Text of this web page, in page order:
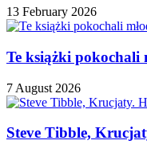
13 February 2026
Te książki pokochali
7 August 2026
Steve Tibble,